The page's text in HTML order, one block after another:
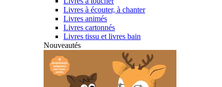
Livres à écouter, à chanter
Livres animés
Livres cartonnés
Livres tissu et livres bain
Nouveautés